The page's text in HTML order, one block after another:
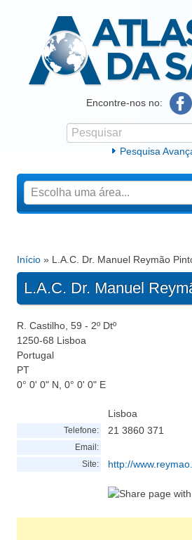
Atlas da SaúdeEncontre-nos no:
Formulário de procura
Pesquisar
Pesquisa
Está aqui
Início » L.A.C. Dr. Manuel Reymão
L.A.C. Dr. Manuel
R. Castilho, 59 - 2º Dtº
1250-68 Lisboa
Portugal
PT
0° 0' 0" N, 0° 0' 0" E
Lisboa
Telefone: 21 3860 371
Email:
Site:
http://